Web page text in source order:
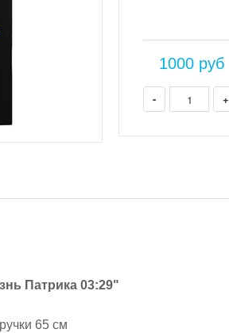
1000 руб
- +
Патрика 03:29"
65 см